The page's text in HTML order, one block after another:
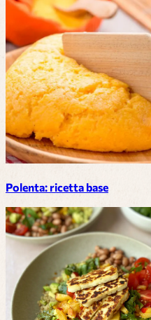
Polenta: ricetta base